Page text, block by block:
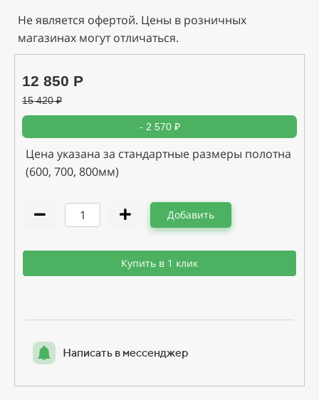
Не является офертой. Цены в розничных
магазинах могут отличаться.
12 850 Р
15 420₽
- 2 570 ₽
Цена указана за стандартные размеры полотна
(600, 700, 800мм)
Добавить
Купить в 1 клик
Написать в мессенджер